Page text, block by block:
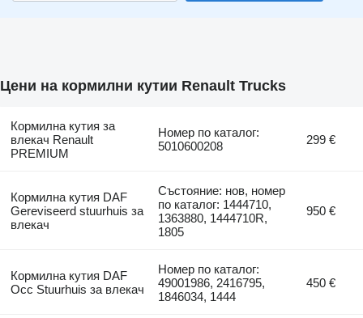
Цени на кормилни кутии Renault Trucks
Кормилна кутия за
влекач Renault
PREMIUM
Номер по каталог:
5010600208
299 €
Кормилна кутия DAF
Gereviseerd stuurhuis за
влекач
Състояние: нов, номер
по каталог: 1444710,
1363880, 1444710R,
1805
950 €
Кормилна кутия DAF
Occ Stuurhuis за влекач
Номер по каталог:
49001986, 2416795,
1846034, 1444
450 €